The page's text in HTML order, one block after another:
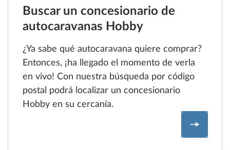
Buscar un concesionario de
autocaravanas Hobby
¿Ya sabe qué autocaravana quiere comprar?
Entonces, ¡ha llegado el momento de verla
en vivo! Con nuestra búsqueda por código
postal podrá localizar un concesionario
Hobby en su cercanía.
Buscar